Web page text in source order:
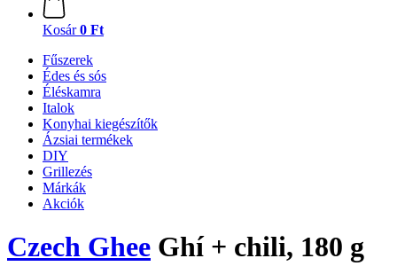
Kosár 0 Ft
Fűszerek
Édes és sós
Éléskamra
Italok
Konyhai kiegészítők
Ázsiai termékek
DIY
Grillezés
Márkák
Akciók
Czech Ghee Ghí + chili, 180 g